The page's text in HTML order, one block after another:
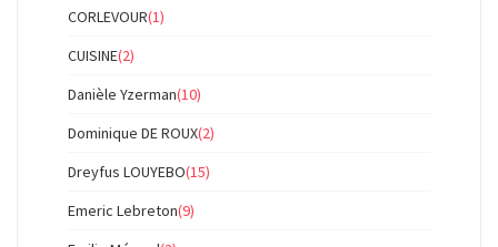
CORLEVOUR(1)
CUISINE(2)
Danièle Yzerman(10)
Dominique DE ROUX(2)
Dreyfus LOUYEBO(15)
Emeric Lebreton(9)